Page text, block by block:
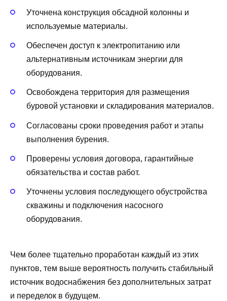
Уточнена конструкция обсадной колонны и
используемые материалы.
Обеспечен доступ к электропитанию или
альтернативным источникам энергии для
оборудования.
Освобождена территория для размещения
буровой установки и складирования материалов.
Согласованы сроки проведения работ и этапы
выполнения бурения.
Проверены условия договора, гарантийные
обязательства и состав работ.
Уточнены условия последующего обустройства
скважины и подключения насосного
оборудования.
Чем более тщательно проработан каждый из этих
пунктов, тем выше вероятность получить стабильный
источник водоснабжения без дополнительных затрат
и переделок в будущем.